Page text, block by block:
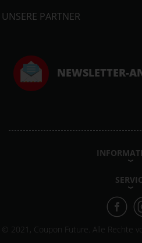
UNSERE PARTNER
NEWSLETTER-
© 2021, Coupon Future. Alle Rechte